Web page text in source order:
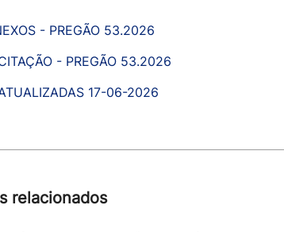
- PREGÃO 53.2026
- PREGÃO 53.2026
17-06-2026
relacionados